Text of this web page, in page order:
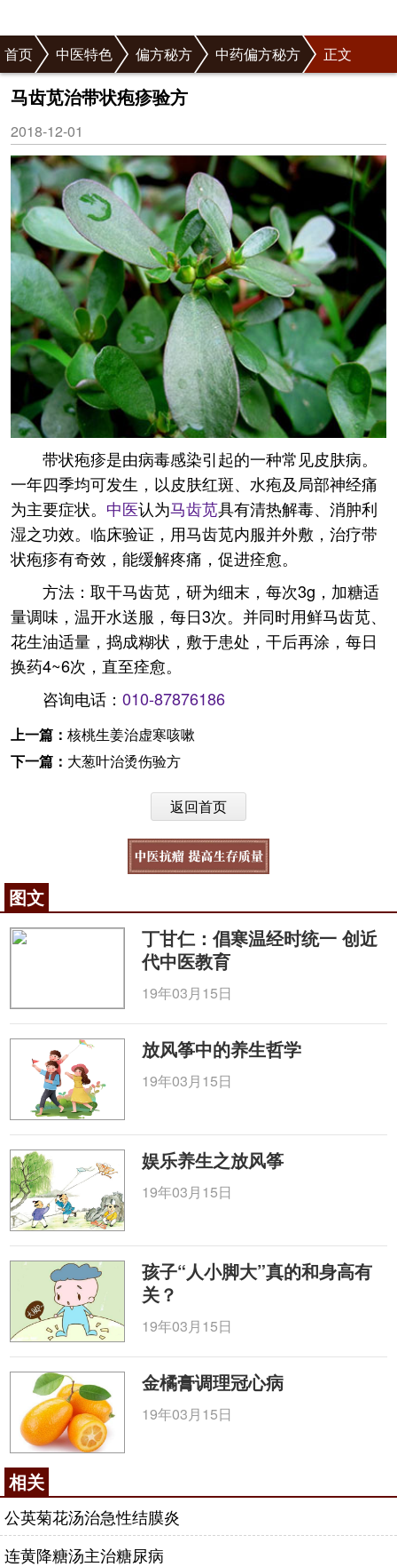
首页 中医特色 偏方秘方 中药偏方秘方 正文
马齿苋治带状疱疹验方
2018-12-01
带状疱疹是由病毒感染引起的一种常见皮肤病。
一年四季均可发生，以皮肤红斑、水疱及局部神经痛
为主要症状。 中医认为马齿苋具有清热解毒、消肿利
湿之功效。临床验证，用马齿苋内服并外敷，治疗带
状疱疹有奇效，能缓解疼痛，促进痊愈。
方法：取干马齿苋，研为细末，每次3g，加糖适
量调味，温开水送服，每日3次。并同时用鲜马齿苋、
花生油适量，捣成糊状，敷于患处，干后再涂，每日
换药4~6次，直至痊愈。
咨询电话： 010-87876186
上一篇： 核桃生姜治虚寒咳嗽
下一篇： 大葱叶治烫伤验方
返回首页
图文
丁甘仁：倡寒温经时统一 创近
代中医教育
19年03月15日
放风筝中的养生哲学
19年03月15日
娱乐养生之放风筝
19年03月15日
孩子“人小脚大”真的和身高有
关？
19年03月15日
金橘膏调理冠心病
19年03月15日
相关
公英菊花汤治急性结膜炎
连黄降糖汤主治糖尿病